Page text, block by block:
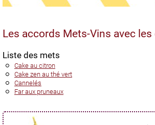
Les accords Mets-Vins avec
Liste des mets
Cake au citron
Cake zen au thé vert
Cannelés
Far aux pruneaux